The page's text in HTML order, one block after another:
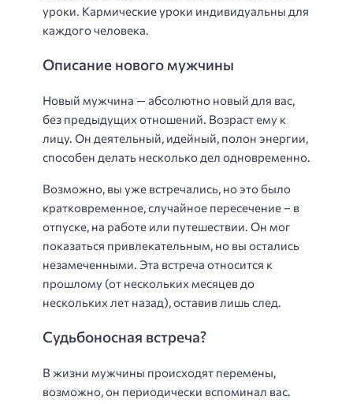
уроки. Кармические уроки индивидуальны для
каждого человека.
Описание нового мужчины
Новый мужчина — абсолютно новый для вас,
без предыдущих отношений. Возраст ему к
лицу. Он деятельный, идейный, полон энергии,
способен делать несколько дел одновременно.
Возможно, вы уже встречались, но это было
кратковременное, случайное пересечение – в
отпуске, на работе или путешествии. Он мог
показаться привлекательным, но вы остались
незамеченными. Эта встреча относится к
прошлому (от нескольких месяцев до
нескольких лет назад), оставив лишь след.
Судьбоносная встреча?
В жизни мужчины происходят перемены,
возможно, он периодически вспоминал вас.